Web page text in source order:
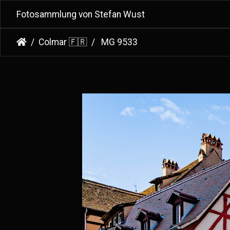
Fotosammlung von Stefan Wust
Colmar 🇫🇷 MG 9533